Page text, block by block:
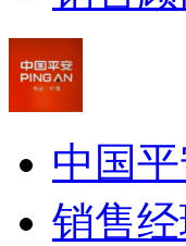
中国
销售经